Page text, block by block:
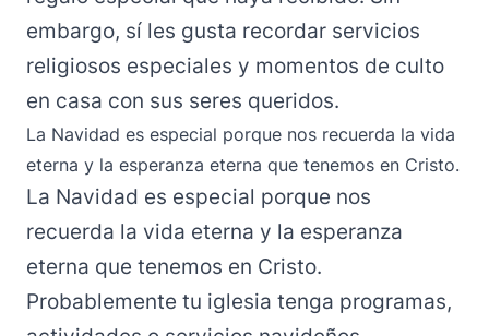
embargo, sí les gusta recordar servicios
religiosos especiales y momentos de culto
en casa con sus seres queridos.
La Navidad es especial porque nos recuerda la vida
eterna y la esperanza eterna que tenemos en Cristo.
La Navidad es especial porque nos
recuerda la vida eterna y la esperanza
eterna que tenemos en Cristo.
Probablemente tu iglesia tenga programas,